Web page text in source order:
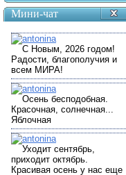
Мини-чат